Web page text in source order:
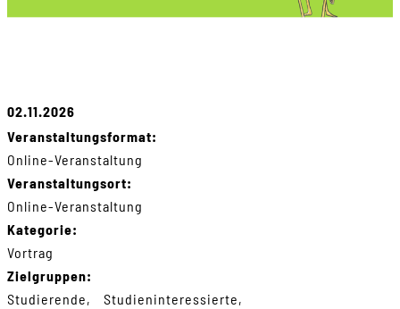
02.11.2026
Veranstaltungsformat:
Online-Veranstaltung
Veranstaltungsort:
Online-Veranstaltung
Kategorie:
Vortrag
Zielgruppen:
Studierende
Studieninteressierte